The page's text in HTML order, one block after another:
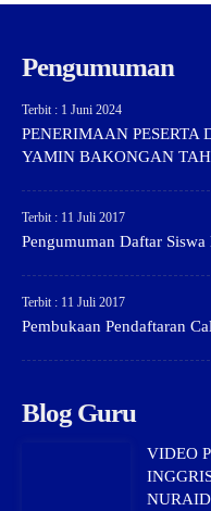
Pengumuman
Terbit : 1 Juni 2024
PENERIMAAN
YAMIN BAKONGAN
Terbit : 11 Juli 2017
Pengumuman Daftar
Terbit : 11 Juli 2017
Pembukaan Pendaftaran
Blog Guru
VIDEO